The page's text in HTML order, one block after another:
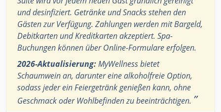
und desinfiziert. Getränke und Snacks stehen den
Gästen zur Verfügung. Zahlungen werden mit Bargeld,
Debitkarten und Kreditkarten akzeptiert. Spa-
Buchungen können über Online-Formulare erfolgen.
2026-Aktualisierung:MyWellness bietet
Schaumwein an, darunter eine alkoholfreie Option,
sodass jeder ein Feiergetränk genießen kann, ohne
Geschmack oder Wohlbefinden zu beeinträchtigen. ”